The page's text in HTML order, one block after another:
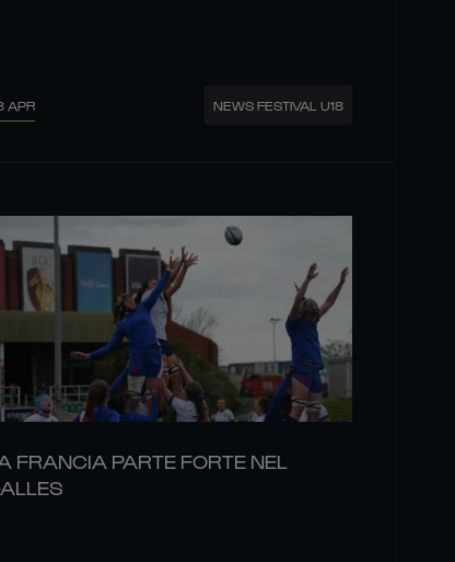
APR NEWS FESTIVAL U18
FRANCIA PARTE FORTE NEL